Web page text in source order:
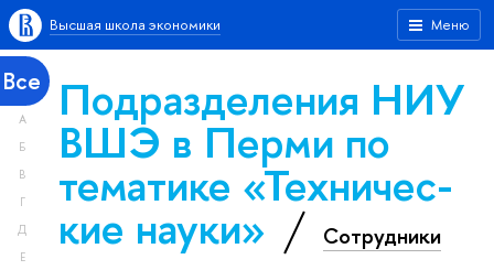
Меню
Высшая школа экономики
Все
А
Б
В
Г
Д
Е
Подразделения НИУ
ВШЭ в Перми по
тематике «Тех­ничес­
кие науки» Сотрудники